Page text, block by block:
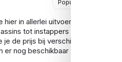
in allerlei uitvoeringen naast
tot instappers met elastiek
de prijs bij verschillende
nog beschikbaar zijn.